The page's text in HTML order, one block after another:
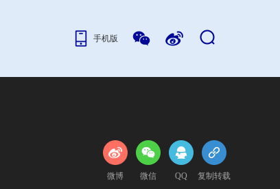
手机版
微博 微信 QQ 复制转载